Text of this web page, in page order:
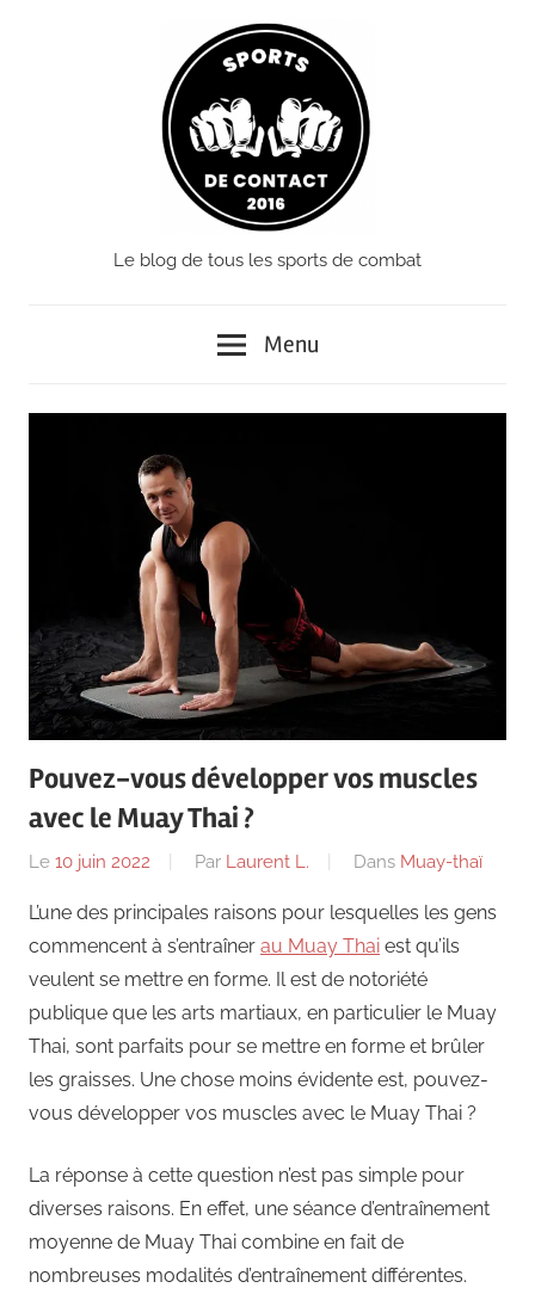
Sports
Contact
Le blog de tous les sports de combat
Menu
Pouvez-vous développer vos muscles
avec le Muay Thai ?
Le 10 juin 2022 Par Laurent L. Dans Muay-thaï
L’une des principales raisons pour lesquelles les gens
commencent à s’entraîner au Muay Thai est qu’ils
veulent se mettre en forme. Il est de notoriété
publique que les arts martiaux, en particulier le Muay
Thai, sont parfaits pour se mettre en forme et brûler
les graisses. Une chose moins évidente est, pouvez-
vous développer vos muscles avec le Muay Thai ?
La réponse à cette question n’est pas simple pour
diverses raisons. En effet, une séance d’entraînement
moyenne de Muay Thai combine en fait de
nombreuses modalités d’entraînement différentes.